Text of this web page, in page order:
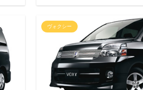
ヴォクシー